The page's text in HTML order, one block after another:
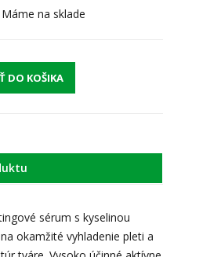
Máme na sklade
DO KOŠIKA
sérum s kyselinou
okamžité vyhladenie pleti a